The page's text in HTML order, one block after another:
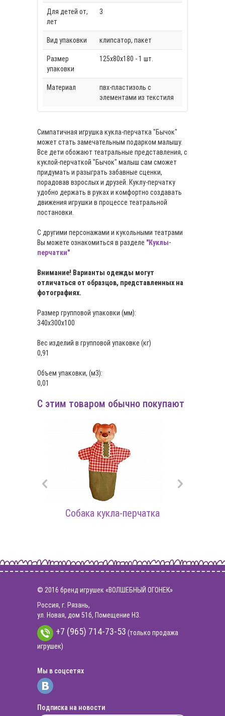
Для детей от,
лет
3
Вид упаковки клипсатор, пакет
Размер
упаковки
125х80х180 - 1 шт.
Материал
пвх-пластизоль с
элементами из текстиля
Симпатичная игрушка кукла-перчатка "Бычок"
может стать замечательным подарком малышу.
Все дети обожают театральные представления, с
куклой-перчаткой "Бычок" малыш сам сможет
придумать и разыграть забавные сценки,
порадовав взрослых и друзей. Куклу-перчатку
удобно держать в руках и комфортно создавать
движения игрушки в процессе театральной
постановки.
С другими персонажами и кукольными театрами
Вы можете ознакомиться в разделе "Куклы-
перчатки"
Внимание! Варианты одежды могут
отличаться от образцов, представленных на
фотографиях.
Размер групповой упаковки (мм):
340х300х100
Вес изделий в групповой упаковке (кг)
0,91
Объем упаковки, (м3):
0,01
С этим товаром обычно покупают
Собака кукла-перчатка
© 2016 бренд игрушек «ВОЛШЕБНЫЙ ОГОНЕК»
Россия, г. Рязань,
ул. Новая, дом 51б, Помещение Н3.
+7 (965) 714-73-53 (только продажа
игрушек)
Мы в соцсетях
Подписка на новости